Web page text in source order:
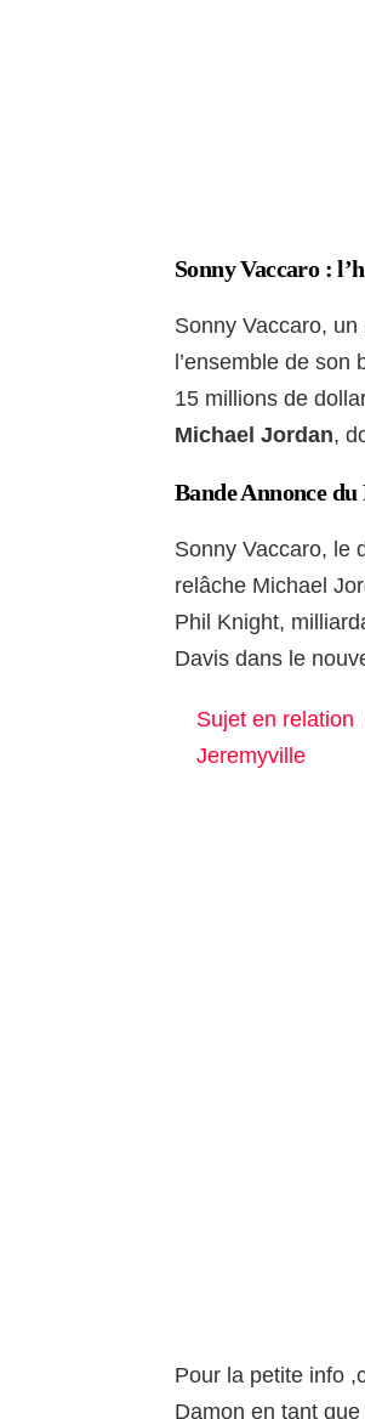
Sonny Vaccaro :
Sonny Vaccaro, un
l’ensemble de
15 millions de
Michael Jordan,
Bande Annonce
Sonny Vaccaro, le
relâche Michael
Phil Knight,
Davis dans le
Sujet en relation
Jeremyville
Pour la petite info
Damon en tant